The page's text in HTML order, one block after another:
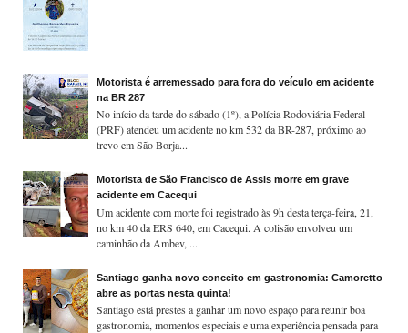
Motorista é arremessado para fora do veículo em acidente
na BR 287
No início da tarde do sábado (1º), a Polícia Rodoviária Federal
(PRF) atendeu um acidente no km 532 da BR-287, próximo ao
trevo em São Borja...
Motorista de São Francisco de Assis morre em grave
acidente em Cacequi
Um acidente com morte foi registrado às 9h desta terça-feira, 21,
no km 40 da ERS 640, em Cacequi. A colisão envolveu um
caminhão da Ambev, ...
Santiago ganha novo conceito em gastronomia: Camoretto
abre as portas nesta quinta!
Santiago está prestes a ganhar um novo espaço para reunir boa
gastronomia, momentos especiais e uma experiência pensada para